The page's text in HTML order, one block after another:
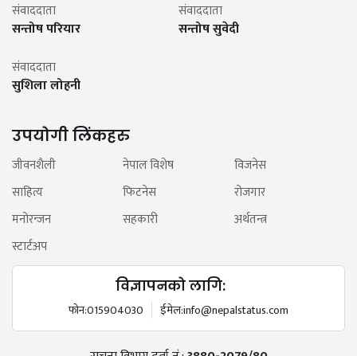
संवाददाता
सन्तोष परियार
संवाददाता
सन्तोष सुवेदी
संवाददाता
सुशिला लोहनी
उपयोगी लिंकहरु
जीवनशैली नेपाल विशेष
विजनेस
साहित्य
फिटनेस
रोजगार
मनोरन्जन
सहकारी
अर्थतन्त्र
स्टार्टअप
विज्ञापनको लागि:
फोन:015904030 ईमेल:info@nepalstatus.com